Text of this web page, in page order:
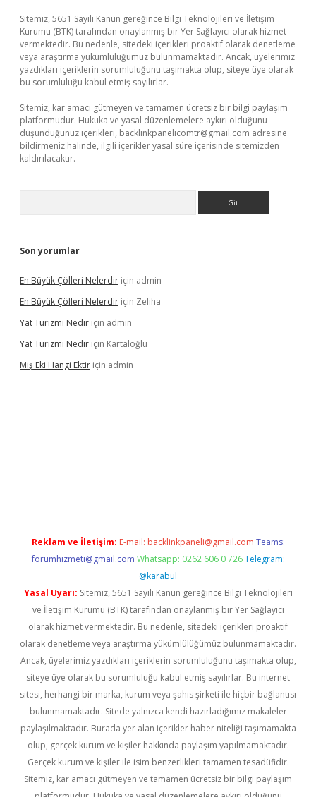
Sitemiz, 5651 Sayılı Kanun gereğince Bilgi Teknolojileri ve İletişim
Kurumu (BTK) tarafından onaylanmış bir Yer Sağlayıcı olarak hizmet
vermektedir. Bu nedenle, sitedeki içerikleri proaktif olarak denetleme
veya araştırma yükümlülüğümüz bulunmamaktadır. Ancak, üyelerimiz
yazdıkları içeriklerin sorumluluğunu taşımakta olup, siteye üye olarak
bu sorumluluğu kabul etmiş sayılırlar.
Sitemiz, kar amacı gütmeyen ve tamamen ücretsiz bir bilgi paylaşım
platformudur. Hukuka ve yasal düzenlemelere aykırı olduğunu
düşündüğünüz içerikleri, backlinkpanelicomtr@gmail.com adresine
bildirmeniz halinde, ilgili içerikler yasal süre içerisinde sitemizden
kaldırılacaktır.
Son yorumlar
En Büyük Çölleri Nelerdir için admin
En Büyük Çölleri Nelerdir için Zeliha
Yat Turizmi Nedir için admin
Yat Turizmi Nedir için Kartaloğlu
Miş Eki Hangi Ektir için admin
Reklam ve İletişim: E-mail: backlinkpaneli@gmail.com Teams:
forumhizmeti@gmail.com Whatsapp: 0262 606 0 726 Telegram:
@karabul
Yasal Uyarı: Sitemiz, 5651 Sayılı Kanun gereğince Bilgi Teknolojileri
ve İletişim Kurumu (BTK) tarafından onaylanmış bir Yer Sağlayıcı
olarak hizmet vermektedir. Bu nedenle, sitedeki içerikleri proaktif
olarak denetleme veya araştırma yükümlülüğümüz bulunmamaktadır.
Ancak, üyelerimiz yazdıkları içeriklerin sorumluluğunu taşımakta olup,
siteye üye olarak bu sorumluluğu kabul etmiş sayılırlar. Bu internet
sitesi, herhangi bir marka, kurum veya şahıs şirketi ile hiçbir bağlantısı
bulunmamaktadır. Sitede yalnızca kendi hazırladığımız makaleler
paylaşılmaktadır. Burada yer alan içerikler haber niteliği taşımamakta
olup, gerçek kurum ve kişiler hakkında paylaşım yapılmamaktadır.
Gerçek kurum ve kişiler ile isim benzerlikleri tamamen tesadüfidir.
Sitemiz, kar amacı gütmeyen ve tamamen ücretsiz bir bilgi paylaşım